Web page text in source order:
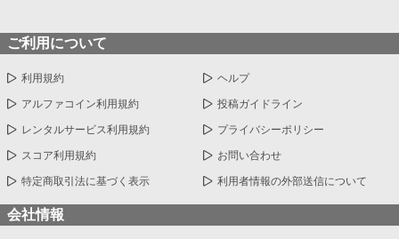
ご利用について
利用規約 ヘルプ
アルファコイン利用規約 投稿ガイドライン
レンタルサービス利用規約 プライバシーポリシー
スコア利用規約 お問い合わせ
特定商取引法に基づく表示 利用者情報の外部送信について
会社情報